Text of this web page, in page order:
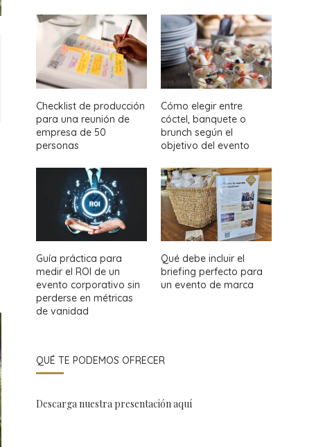
Checklist de producción
para una reunión de
empresa de 50
personas
Cómo elegir entre
cóctel, banquete o
brunch según el
objetivo del evento
Guía práctica para
medir el ROI de un
evento corporativo sin
perderse en métricas
de vanidad
Qué debe incluir el
briefing perfecto para
un evento de marca
QUÉ TE PODEMOS OFRECER
Descarga nuestra presentaciónaquí